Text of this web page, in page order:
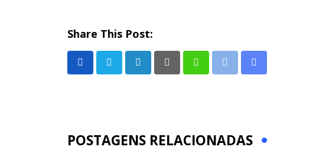
Share This Post:
LinkedInPinterestWhatsappPrint
Share
POSTAGENS RELACIONADAS